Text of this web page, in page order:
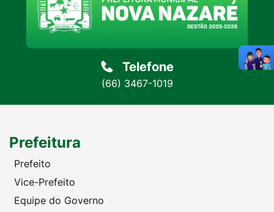
Telefone
(66) 3467-1019
Prefeitura
Prefeito
Vice-Prefeito
Equipe do Governo